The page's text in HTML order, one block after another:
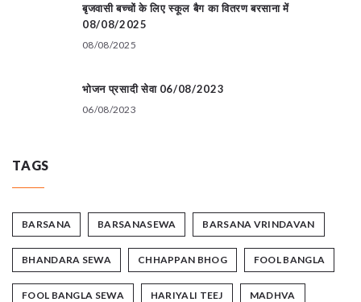
बृजवासी बच्चों के लिए स्कूल बैग का वितरण बरसाना में
08/08/2025
08/08/2025
भोजन प्रसादी सेवा 06/08/2023
06/08/2023
TAGS
BARSANA BARSANASEWA BARSANA VRINDAVAN
BHANDARA SEWA CHHAPPAN BHOG FOOL BANGLA
FOOL BANGLA SEWA HARIYALI TEEJ MADHVA